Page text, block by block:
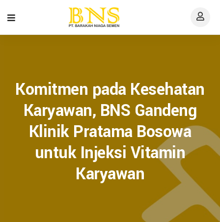
Komitmen pada Kesehatan
Karyawan, BNS Gandeng
Klinik Pratama Bosowa
untuk Injeksi Vitamin
Karyawan